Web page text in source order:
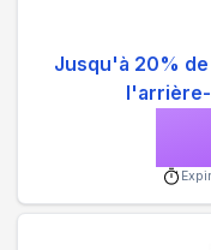
Jusqu'à 20%
l'arrière-